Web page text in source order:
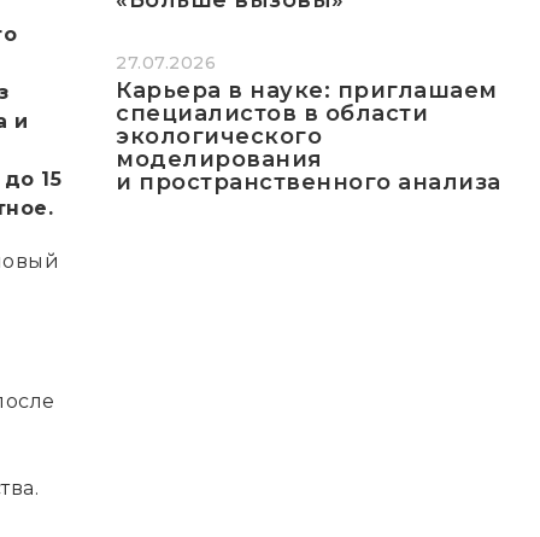
и
15
27.07.2026
Карьера в науке: приглашаем
специалистов в области
экологического
моделирования
и пространственного анализа